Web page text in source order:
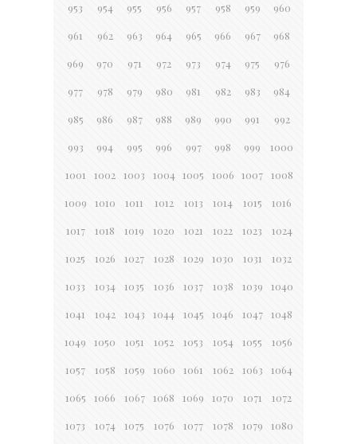
953 954 955 956 957 958 959 960
961 962 963 964 965 966 967 968
969 970 971 972 973 974 975 976
977 978 979 980 981 982 983 984
985 986 987 988 989 990 991 992
993 994 995 996 997 998 999 1000
1001 1002 1003 1004 1005 1006 1007 1008
1009 1010 1011 1012 1013 1014 1015 1016
1017 1018 1019 1020 1021 1022 1023 1024
1025 1026 1027 1028 1029 1030 1031 1032
1033 1034 1035 1036 1037 1038 1039 1040
1041 1042 1043 1044 1045 1046 1047 1048
1049 1050 1051 1052 1053 1054 1055 1056
1057 1058 1059 1060 1061 1062 1063 1064
1065 1066 1067 1068 1069 1070 1071 1072
1073 1074 1075 1076 1077 1078 1079 1080